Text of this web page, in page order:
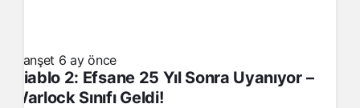
Manşet 6 ay önce
Diablo 2: Efsane 25 Yıl Sonra Uyanıyor –
Warlock Sınıfı Geldi!